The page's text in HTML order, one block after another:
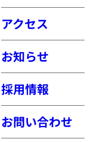
アクセス
お知らせ
採用情報
お問い合わせ